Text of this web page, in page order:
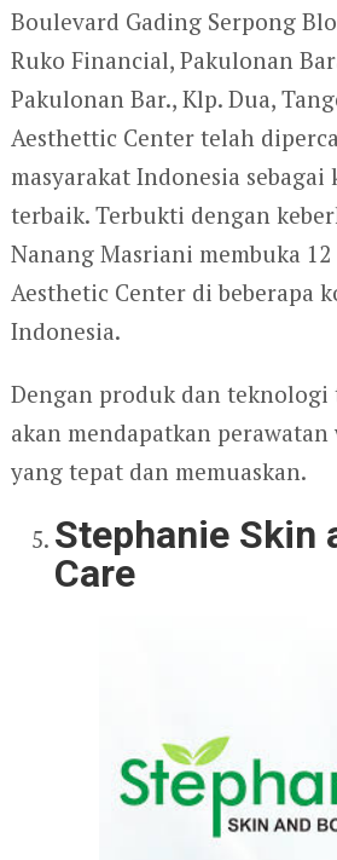
Boulevard Gading Serpong
Ruko Financial, Pakulonan
Pakulonan Bar., Klp. Dua,
Aesthettic Center telah
masyarakat Indonesia
terbaik. Terbukti dengan
Nanang Masriani membuka
Aesthetic Center di beberapa
Indonesia.
Dengan produk dan teknologi
akan mendapatkan
yang tepat dan memuaskan.
Stephanie Skin
Care